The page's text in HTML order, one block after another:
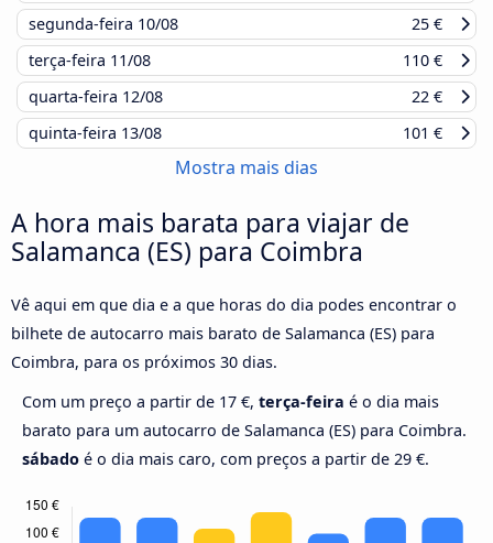
segunda-feira 10/08
25 €
terça-feira 11/08
110 €
quarta-feira 12/08
22 €
quinta-feira 13/08 101 €
Mostra mais dias
A hora mais barata para viajar de
Salamanca (ES) para Coimbra
Vê aqui em que dia e a que horas do dia podes encontrar o
bilhete de autocarro mais barato de Salamanca (ES) para
Coimbra, para os próximos 30 dias.
Com um preço a partir de 17 €, terça-feira é o dia mais
barato para um autocarro de Salamanca (ES) para Coimbra.
sábado é o dia mais caro, com preços a partir de 29 €.